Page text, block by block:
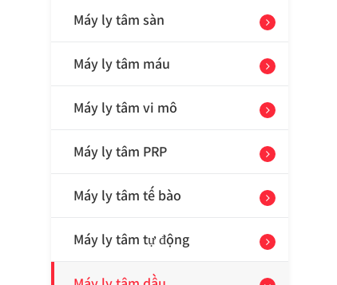
Máy ly tâm sàn
Máy ly tâm máu
Máy ly tâm vi mô
Máy ly tâm PRP
Máy ly tâm tế bào
Máy ly tâm tự động